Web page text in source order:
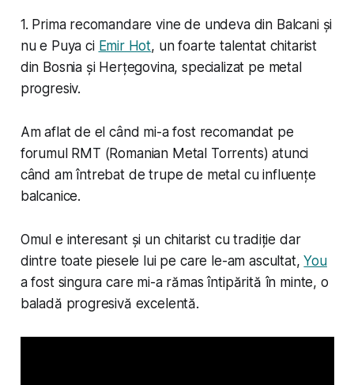
1. Prima recomandare vine de undeva din Balcani și
nu e Puya ci Emir Hot, un foarte talentat chitarist
din Bosnia și Herțegovina, specializat pe metal
progresiv.
Am aflat de el când mi-a fost recomandat pe
forumul RMT (Romanian Metal Torrents) atunci
când am întrebat de trupe de metal cu influențe
balcanice.
Omul e interesant și un chitarist cu tradiție dar
dintre toate piesele lui pe care le-am ascultat,You
a fost singura care mi-a rămas întipărită în minte, o
baladă progresivă excelentă.